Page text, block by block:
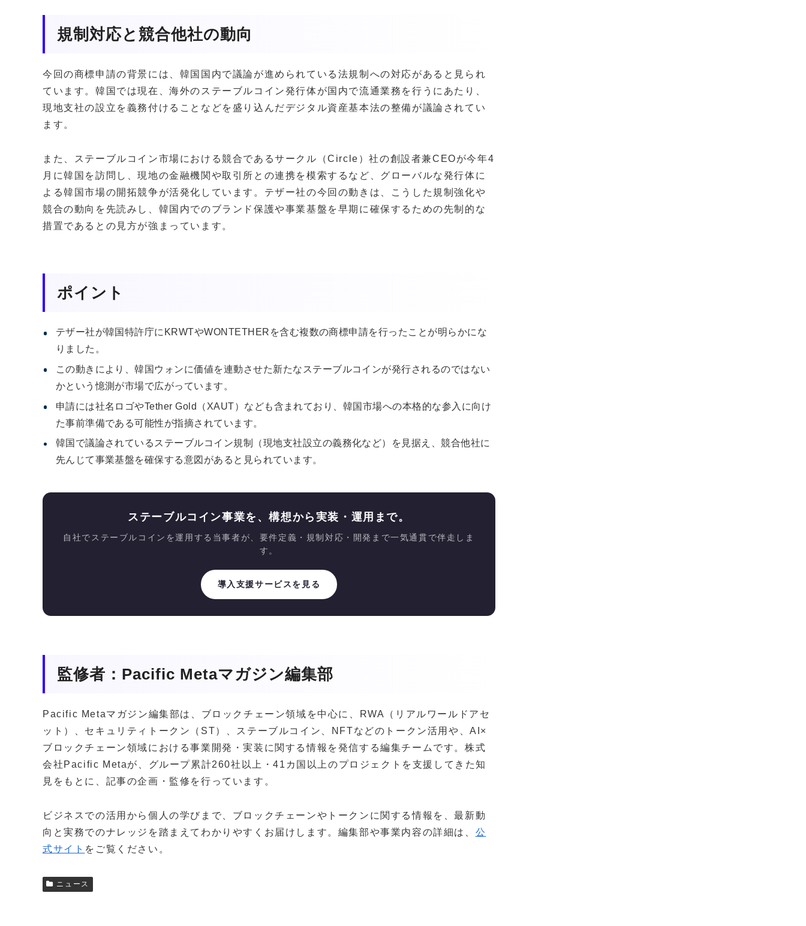
規制対応と競合他社の動向
今回の商標申請の背景には、韓国国内で議論が進められている法規制への対応があると見られ
ています。韓国では現在、海外のステーブルコイン発行体が国内で流通業務を行うにあたり、
現地支社の設立を義務付けることなどを盛り込んだデジタル資産基本法の整備が議論されてい
ます。
また、ステーブルコイン市場における競合であるサークル（Circle）社の創設者兼CEOが今年4
月に韓国を訪問し、現地の金融機関や取引所との連携を模索するなど、グローバルな発行体に
よる韓国市場の開拓競争が活発化しています。テザー社の今回の動きは、こうした規制強化や
競合の動向を先読みし、韓国内でのブランド保護や事業基盤を早期に確保するための先制的な
措置であるとの見方が強まっています。
ポイント
テザー社が韓国特許庁にKRWTやWONTETHERを含む複数の商標申請を行ったことが明らかにな
りました。
この動きにより、韓国ウォンに価値を連動させた新たなステーブルコインが発行されるのではない
かという憶測が市場で広がっています。
申請には社名ロゴやTether Gold（XAUT）なども含まれており、韓国市場への本格的な参入に向け
た事前準備である可能性が指摘されています。
韓国で議論されているステーブルコイン規制（現地支社設立の義務化など）を見据え、競合他社に
先んじて事業基盤を確保する意図があると見られています。
ステーブルコイン事業を、構想から実装・運用まで。
自社でステーブルコインを運用する当事者が、要件定義・規制対応・開発まで一気通貫で伴走しま
す。
導入支援サービスを見る
監修者：Pacific Metaマガジン編集部
Pacific Metaマガジン編集部は、ブロックチェーン領域を中心に、RWA（リアルワールドアセ
ット）、セキュリティトークン（ST）、ステーブルコイン、NFTなどのトークン活用や、AI×
ブロックチェーン領域における事業開発・実装に関する情報を発信する編集チームです。株式
会社Pacific Metaが、グループ累計260社以上・41カ国以上のプロジェクトを支援してきた知
見をもとに、記事の企画・監修を行っています。
ビジネスでの活用から個人の学びまで、ブロックチェーンやトークンに関する情報を、最新動
向と実務でのナレッジを踏まえてわかりやすくお届けします。編集部や事業内容の詳細は、 公
式サイト をご覧ください。
ニュース